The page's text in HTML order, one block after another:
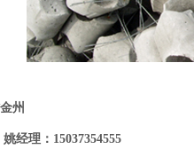
州
经理：15037354555